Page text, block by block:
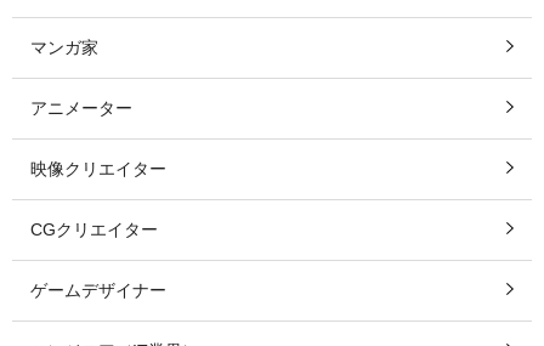
マンガ家
アニメーター
映像クリエイター
CGクリエイター
ゲームデザイナー